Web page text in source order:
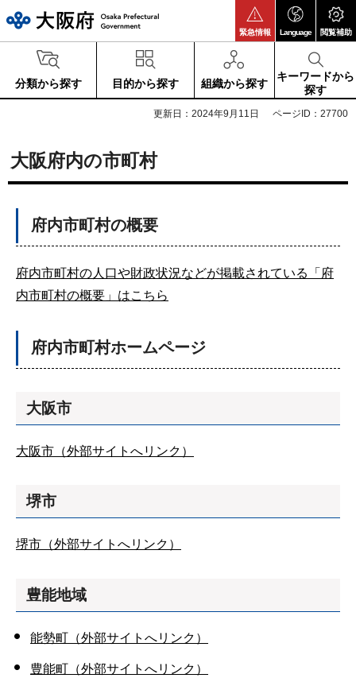
緊急情報 Language 閲覧補助
分類から探す 目的から探す 組織から探す
キーワードから
探す
更新日：2024年9月11日 ページID：27700
大阪府内の市町村
府内市町村の概要
府内市町村の人口や財政状況などが掲載されている「府
内市町村の概要」はこちら
府内市町村ホームページ
大阪市
大阪市（外部サイトへリンク）
堺市
堺市（外部サイトへリンク）
豊能地域
能勢町（外部サイトへリンク）
豊能町（外部サイトへリンク）